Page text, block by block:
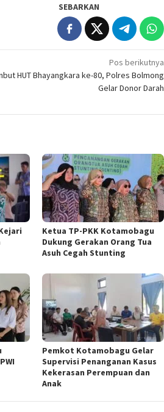
SEBARKAN
Pos berikutnya
HUT Bhayangkara ke-80, Polres Bolmong
Gelar Donor Darah
Ketua TP-PKK Kotamobagu
Dukung Gerakan Orang Tua
Asuh Cegah Stunting
Pemkot Kotamobagu Gelar
Supervisi Penanganan Kasus
Kekerasan Perempuan dan
Anak